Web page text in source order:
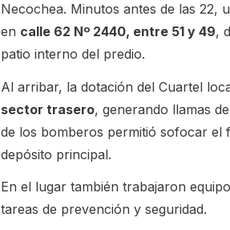
Necochea. Minutos antes de las 22,
en calle 62 Nº 2440, entre 51 y 49,
patio interno del predio.
Al arribar, la dotación del Cuartel
sector trasero, generando llamas
de los bomberos permitió sofocar el
depósito principal.
En el lugar también trabajaron
tareas de prevención y seguridad.